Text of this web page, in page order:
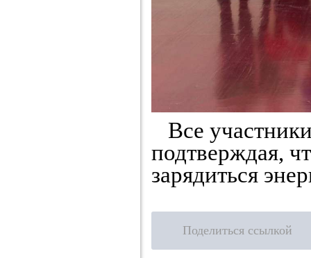
Все
подтверждая,
зарядиться
Поделиться ссылкой